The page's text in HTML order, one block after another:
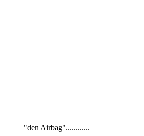
"den Airbag"............